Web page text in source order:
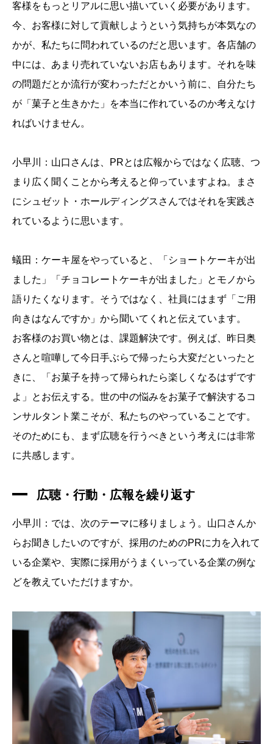
客様をもっとリアルに思い描いていく必要があります。
今、お客様に対して貢献しようという気持ちが本気なの
かが、私たちに問われているのだと思います。各店舗の
中には、あまり売れていないお店もあります。それを味
の問題だとか流行が変わっただとかいう前に、自分たち
が「菓子と生きかた」を本当に作れているのか考えなけ
ればいけません。
小早川：山口さんは、PRとは広報からではなく広聴、つ
まり広く聞くことから考えると仰っていますよね。まさ
にシュゼット・ホールディングスさんではそれを実践さ
れているように思います。
蟻田：ケーキ屋をやっていると、「ショートケーキが出
ました」「チョコレートケーキが出ました」とモノから
語りたくなります。そうではなく、社員にはまず「ご用
向きはなんですか」から聞いてくれと伝えています。
お客様のお買い物とは、課題解決です。例えば、昨日奥
さんと喧嘩して今日手ぶらで帰ったら大変だといったと
きに、「お菓子を持って帰られたら楽しくなるはずです
よ」とお伝えする。世の中の悩みをお菓子で解決するコ
ンサルタント業こそが、私たちのやっていることです。
そのためにも、まず広聴を行うべきという考えには非常
に共感します。
広聴・行動・広報を繰り返す
小早川：では、次のテーマに移りましょう。山口さんか
らお聞きしたいのですが、採用のためのPRに力を入れて
いる企業や、実際に採用がうまくいっている企業の例な
どを教えていただけますか。